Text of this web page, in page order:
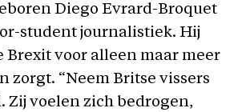
Diego Evrard-Broquet
student journalistiek. Hij
Brexit voor alleen maar meer
zorgt. “Neem Britse vissers
Zij voelen zich bedrogen,